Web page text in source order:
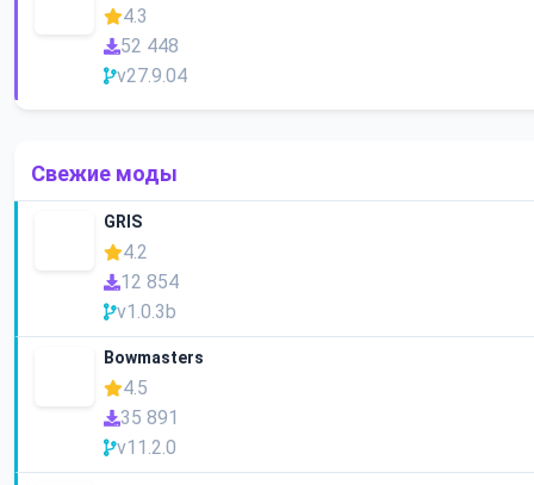
4.3
52 448
v27.9.04
Свежие моды
GRIS
4.2
12 854
v1.0.3b
Bowmasters
4.5
35 891
v11.2.0